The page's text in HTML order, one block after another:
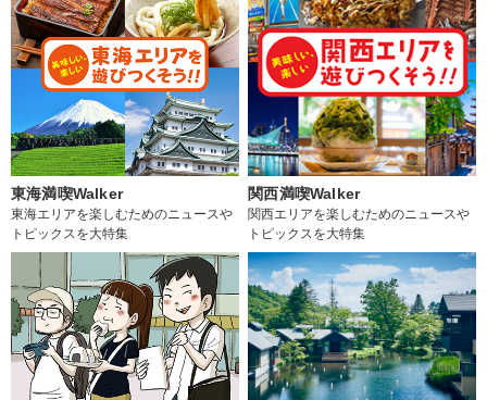
東海満喫Walker
東海エリアを楽しむためのニュースや
トピックスを大特集
関西満喫Walker
関西エリアを楽しむためのニュースや
トピックスを大特集